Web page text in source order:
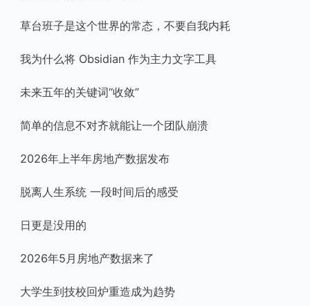
草台班子是这个世界的常态，不要自我内耗
我为什么将 Obsidian 作为主力文字工具
未来五年的关键词“收敛”
简单的信息不对齐就能让一个团队崩溃
2026年上半年房地产数据发布
脱离人生系统 一段时间后的感受
日更是没用的
2026年5月房地产数据来了
大学生到技校回炉重造成为趋势